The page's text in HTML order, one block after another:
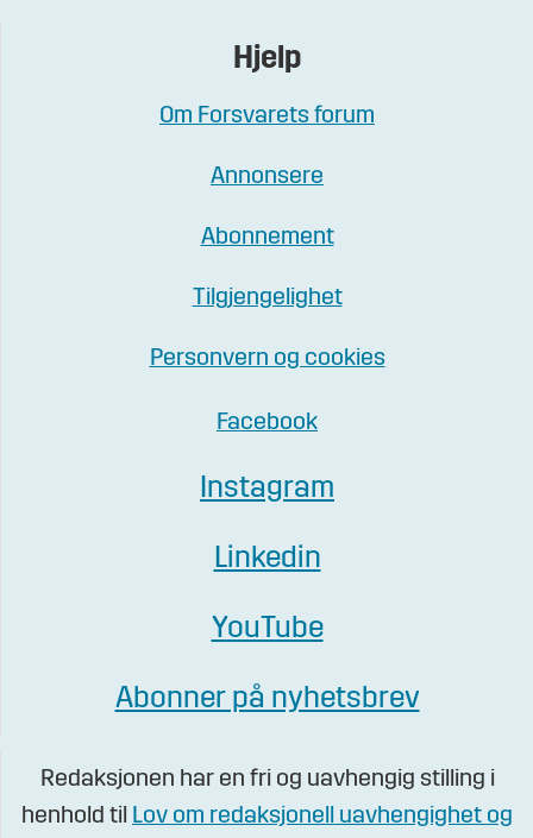
Hjelp
Om Forsvarets forum
Annonsere
Abonnement
Tilgjengelighet
Personvern og cookies
Facebook
Instagram
Linkedin
YouTube
Abonner på nyhetsbrev
Redaksjonen har en fri og uavhengig stilling i
henhold til Lov om redaksjonell uavhengighet og